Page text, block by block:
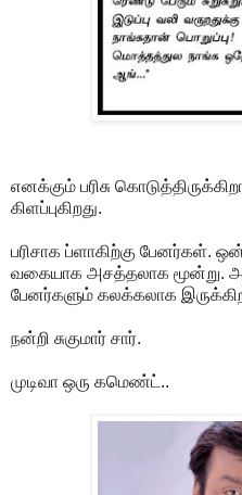
எனக்கும் பரிசு
கிளப்புகிறது.
பரிசாக ப்ளாகிற்கு பேனர்கள்.
வகையாக அசத்தலாக மூன்று.
பேனர்களும் கலக்கலாக
நன்றி சுகுமார் சார்.
முடிவா ஒரு கமெண்ட்..